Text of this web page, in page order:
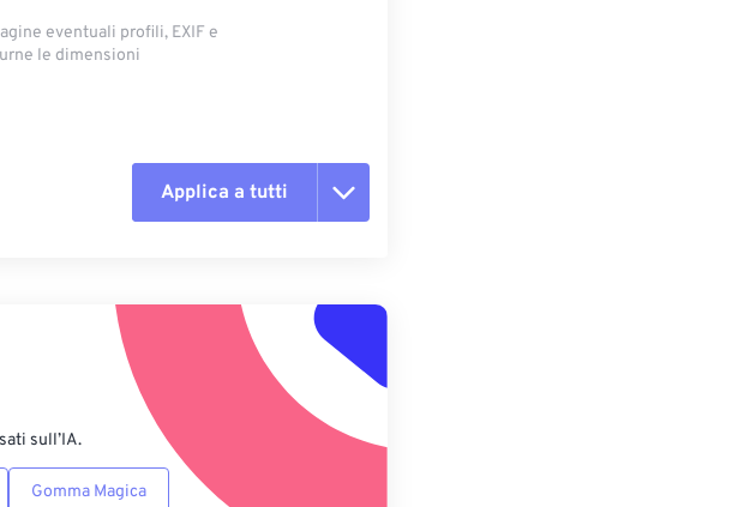
eventuali profili, EXIF ​​e
le dimensioni
Applica a tutti
Applica da preimpostazione
Salva come predefinito
sull’IA.
Gomma Magica